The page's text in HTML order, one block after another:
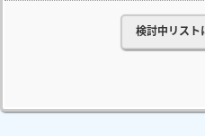
検討中リスト